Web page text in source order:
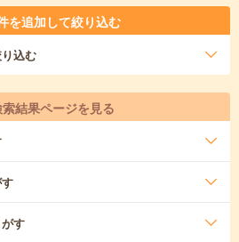
を追加して絞り込む
込む
結果ページを見る
す